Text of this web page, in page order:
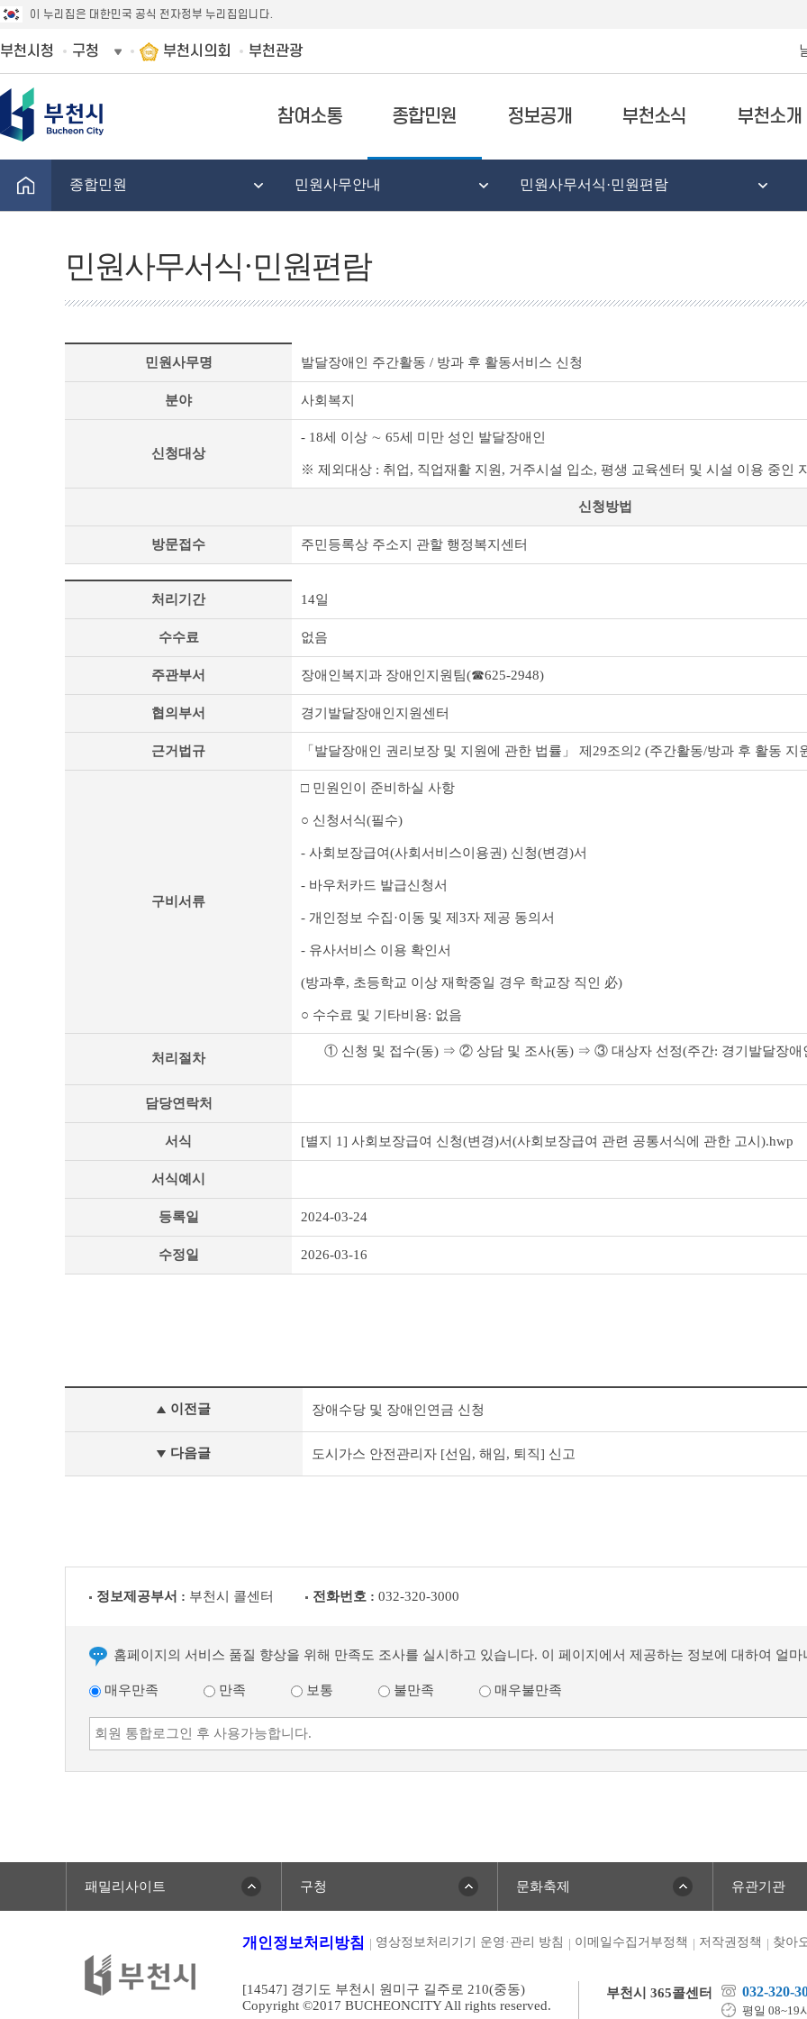
이 누리집은 대한민국 공식 전자정부 누리집입니다.
부천시청 구청 부천시의회 부천관광
참여소통 종합민원 정보공개 부천소식 부천소개
종합민원 민원사무안내 민원사무서식·민원편람
민원사무서식·민원편람
용
민원사무명 발달장애인 주간활동 / 방과 후 활동서비스 신청
분야 사회복지
신청대상
- 18세 이상 ∼ 65세 미만 성인 발달장애인
※ 제외대상 : 취업, 직업재활 지원, 거주시설 입소, 평생 교육센터 및 시설 이용 중인
신청방법
방문접수 주민등록상 주소지 관할 행정복지센터
용
기
처리기간 14일
수수료 없음
주관부서 장애인복지과 장애인지원팀(☎625-2948)
협의부서 경기발달장애인지원센터
근거법규 「발달장애인 권리보장 및 지원에 관한 법률」 제29조의2 (주간활동/방과 후 활동 지
구비서류
□ 민원인이 준비하실 사항
○ 신청서식(필수)
- 사회보장급여(사회서비스이용권) 신청(변경)서
- 바우처카드 발급신청서
- 개인정보 수집·이동 및 제3자 제공 동의서
- 유사서비스 이용 확인서
(방과후, 초등학교 이상 재학중일 경우 학교장 직인 必)
○ 수수료 및 기타비용: 없음
처리절차 ① 신청 및 접수(동) ⇒ ② 상담 및 조사(동) ⇒ ③ 대상자 선정(주간: 경기발달장
담당연락처
서식 [별지 1] 사회보장급여 신청(변경)서(사회보장급여 관련 공통서식에 관한 고시).hwp
서식예시
등록일 2024-03-24
수정일 2026-03-16
사
식
람
이전글 장애수당 및 장애인연금 신청
다음글 도시가스 안전관리자 [선임, 해임, 퇴직] 신고
정보제공부서 : 부천시 콜센터 전화번호 : 032-320-3000
홈페이지의 서비스 품질 향상을 위해 만족도 조사를 실시하고 있습니다. 이 페이지에서 제공하는 정보에 대하여 얼마
매우만족 만족 보통 불만족 매우불만족
패밀리사이트 구청 문화축제 유관기관
개인정보처리방침 영상정보처리기기 운영·관리 방침 이메일수집거부정책 저작권정책 찾아
[14547] 경기도 부천시 원미구 길주로 210(중동)
Copyright ©2017 BUCHEONCITY All rights reserved.
부천시 365콜센터 032-320-
평일 08~19